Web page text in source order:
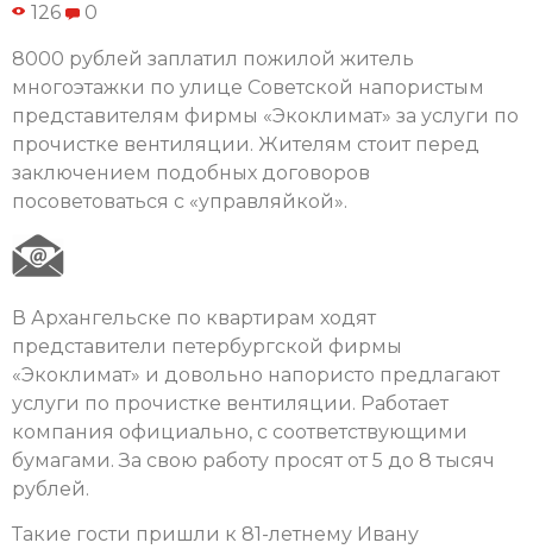
126 0
8000 рублей заплатил пожилой житель
многоэтажки по улице Советской напористым
представителям фирмы «Экоклимат» за услуги по
прочистке вентиляции. Жителям стоит перед
заключением подобных договоров
посоветоваться с «управляйкой».
В Архангельске по квартирам ходят
представители петербургской фирмы
«Экоклимат» и довольно напористо предлагают
услуги по прочистке вентиляции. Работает
компания официально, с соответствующими
бумагами. За свою работу просят от 5 до 8 тысяч
рублей.
Такие гости пришли к 81-летнему Ивану